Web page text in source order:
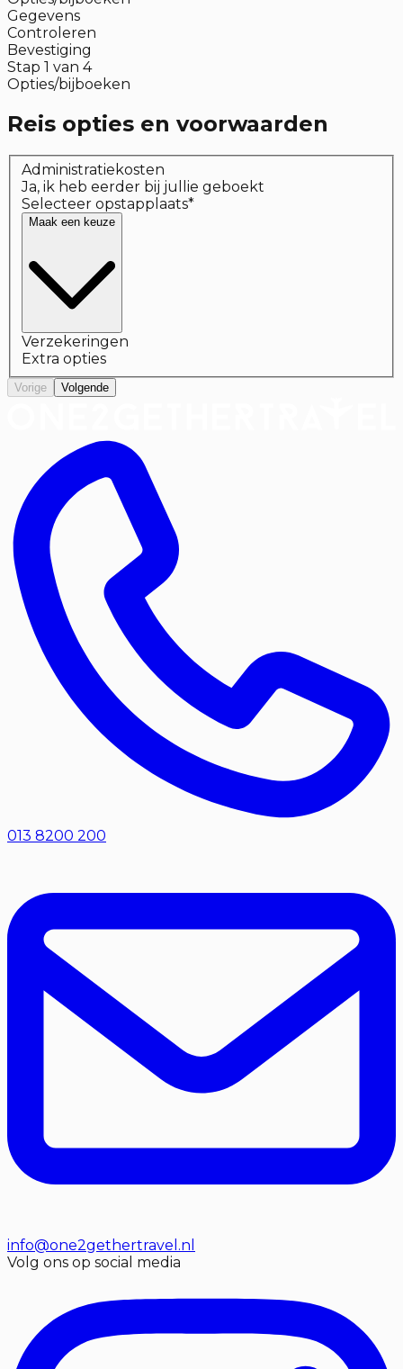
Gegevens
Controleren
Bevestiging
Stap 1 van 4
Opties/bijboeken
Reis opties en voorwaarden
Administratiekosten
Ja, ik heb eerder bij jullie geboekt
Selecteer opstapplaats*
Maak een keuze
Verzekeringen
Extra opties
Vorige Volgende
013 8200 200
info@one2gethertravel.nl
Volg ons op social media